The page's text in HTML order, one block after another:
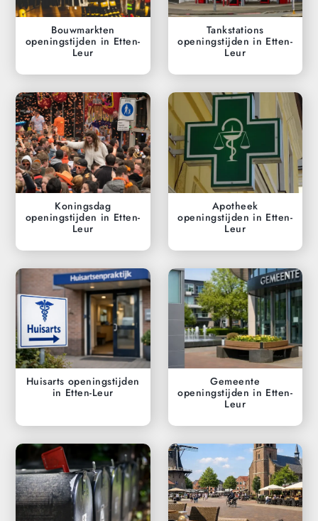
Bouwmarkten
openingstijden in Etten-
Leur
Tankstations
openingstijden in Etten-
Leur
Koningsdag
openingstijden in Etten-
Leur
Apotheek
openingstijden in Etten-
Leur
Huisarts openingstijden
in Etten-Leur
Gemeente
openingstijden in Etten-
Leur